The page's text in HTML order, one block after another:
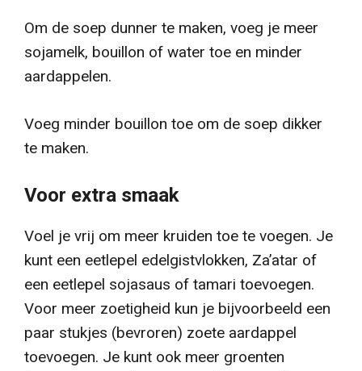
Om de soep dunner te maken, voeg je meer
sojamelk, bouillon of water toe en minder
aardappelen.
Voeg minder bouillon toe om de soep dikker
te maken.
Voor extra smaak
Voel je vrij om meer kruiden toe te voegen. Je
kunt een eetlepel edelgistvlokken, Za’atar of
een eetlepel sojasaus of tamari toevoegen.
Voor meer zoetigheid kun je bijvoorbeeld een
paar stukjes (bevroren) zoete aardappel
toevoegen. Je kunt ook meer groenten